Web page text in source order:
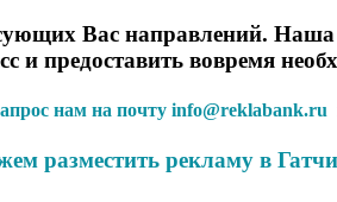
Вас направлений. Наша
и предоставить вовремя
нам на почту info@reklabank.ru
разместить рекламу в